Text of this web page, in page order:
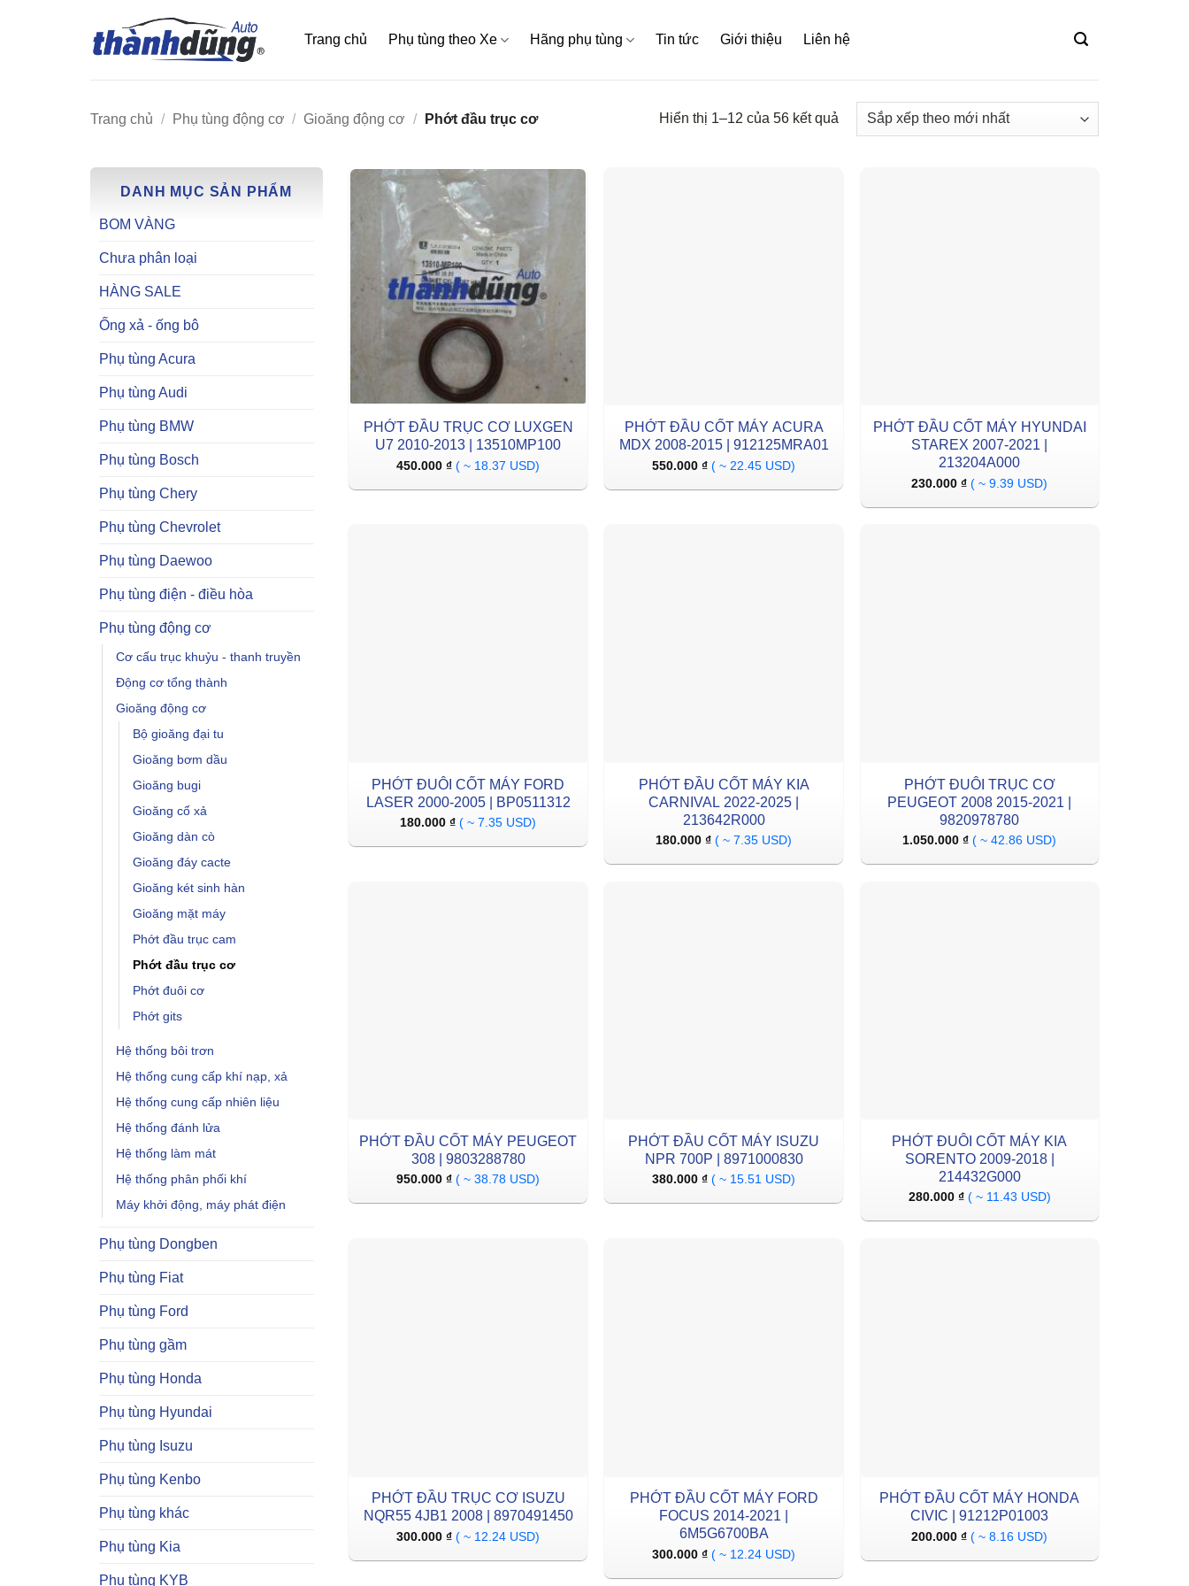
Trang chủ Phụ tùng theo Xe Hãng phụ tùng Tin tức Giới thiệu Liên hệ
Trang chủ / Phụ tùng động cơ / Gioăng động cơ / Phớt đầu trục cơ Hiển thị 1–12 của 56 kết quả
sắp
DANH MỤC SẢN PHẨM
BOM VÀNG
Chưa phân loại
HÀNG SALE
Ống xả - ống bô
Phụ tùng Acura
Phụ tùng Audi
Phụ tùng BMW
Phụ tùng Bosch
Phụ tùng Chery
Phụ tùng Chevrolet
Phụ tùng Daewoo
Phụ tùng điện - điều hòa
Phụ tùng động cơ
Cơ cấu trục khuỷu - thanh truyền
Động cơ tổng thành
Gioăng động cơ
Bộ gioăng đại tu
Gioăng bơm dầu
Gioăng bugi
Gioăng cổ xả
Gioăng dàn cò
Gioăng đáy cacte
Gioăng két sinh hàn
Gioăng mặt máy
Phớt đầu trục cam
Phớt đầu trục cơ
Phớt đuôi cơ
Phớt gits
Hệ thống bôi trơn
Hệ thống cung cấp khí nạp, xả
Hệ thống cung cấp nhiên liệu
Hệ thống đánh lửa
Hệ thống làm mát
Hệ thống phân phối khí
Máy khởi động, máy phát điện
Phụ tùng Dongben
Phụ tùng Fiat
Phụ tùng Ford
Phụ tùng gầm
Phụ tùng Honda
Phụ tùng Hyundai
Phụ tùng Isuzu
Phụ tùng Kenbo
Phụ tùng khác
Phụ tùng Kia
Phụ tùng KYB
PHỚT ĐẦU TRỤC CƠ LUXGEN
U7 2010-2013 | 13510MP100
450.000₫ ( ~ 18.37 USD)
PHỚT ĐẦU CỐT MÁY ACURA
MDX 2008-2015 | 912125MRA01
550.000₫ ( ~ 22.45 USD)
PHỚT ĐẦU CỐT MÁY HYUNDAI
STAREX 2007-2021 |
213204A000
230.000₫ ( ~ 9.39 USD)
PHỚT ĐUÔI CỐT MÁY FORD
LASER 2000-2005 | BP0511312
180.000₫ ( ~ 7.35 USD)
PHỚT ĐẦU CỐT MÁY KIA
CARNIVAL 2022-2025 |
213642R000
180.000₫ ( ~ 7.35 USD)
PHỚT ĐUÔI TRỤC CƠ
PEUGEOT 2008 2015-2021 |
9820978780
1.050.000₫ ( ~ 42.86 USD)
PHỚT ĐẦU CỐT MÁY PEUGEOT
308 | 9803288780
950.000₫ ( ~ 38.78 USD)
PHỚT ĐẦU CỐT MÁY ISUZU
NPR 700P | 8971000830
380.000₫ ( ~ 15.51 USD)
PHỚT ĐUÔI CỐT MÁY KIA
SORENTO 2009-2018 |
214432G000
280.000 ₫ ( ~ 11.43 USD)
PHỚT ĐẦU TRỤC CƠ ISUZU
NQR55 4JB1 2008 | 8970491450
300.000₫ ( ~ 12.24 USD)
PHỚT ĐẦU CỐT MÁY FORD
FOCUS 2014-2021 |
6M5G6700BA
300.000₫ ( ~ 12.24 USD)
PHỚT ĐẦU CỐT MÁY HONDA
CIVIC | 91212P01003
200.000₫ ( ~ 8.16 USD)